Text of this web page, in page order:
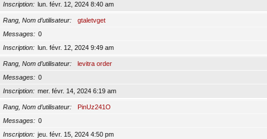
Inscription
lun. févr. 12, 2024 8:40 am
Rang, Nom d’utilisateur
gtaletvget
Messages
0
Inscription
lun. févr. 12, 2024 9:49 am
Rang, Nom d’utilisateur
levitra order
Messages
0
Inscription
mer. févr. 14, 2024 6:19 am
Rang, Nom d’utilisateur
PinUz241O
Messages
0
Inscription
jeu. févr. 15, 2024 4:50 pm